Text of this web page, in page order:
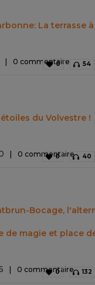
La terrasse
0 commentaire
0 54
du Volvestre !
0 commentaire
0 40
Bocage,
de magie et place
0 commentaire
0 132